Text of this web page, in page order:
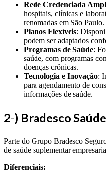
Rede Credenciada
hospitais, clínicas e
renomadas em São Paulo.
Planos Flexíveis:
podem ser adaptados
Programas de Saúde:
saúde, com programas
doenças crônicas.
Tecnologia e Inovação:
para agendamento de
informações de saúde.
2-) Bradesco Saúde
Parte do Grupo Bradesco
de saúde suplementar
Diferenciais: